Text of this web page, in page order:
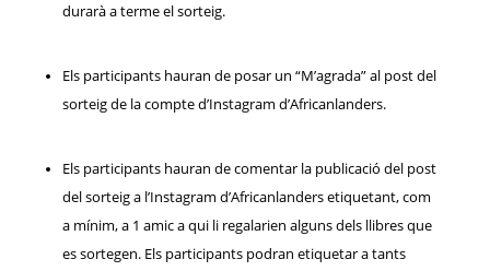
durarà a terme el sorteig.
Els participants hauran de posar un “M’agrada” al post del
sorteig de la compte d’Instagram d’Africanlanders.
Els participants hauran de comentar la publicació del post
del sorteig a l’Instagram d’Africanlanders etiquetant, com
a mínim, a 1 amic a qui li regalarien alguns dels llibres que
es sortegen. Els participants podran etiquetar a tants